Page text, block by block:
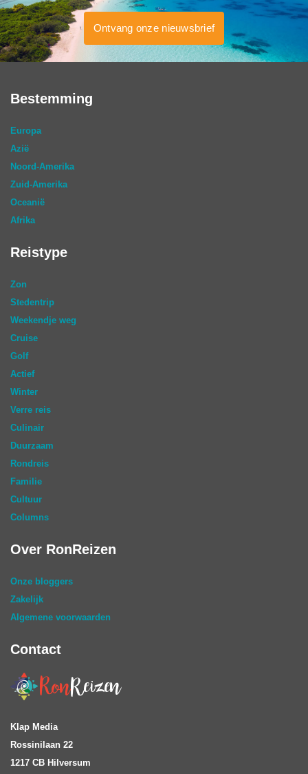
Ontvang onze nieuwsbrief
Bestemming
Europa
Azië
Noord-Amerika
Zuid-Amerika
Oceanië
Afrika
Reistype
Zon
Stedentrip
Weekendje weg
Cruise
Golf
Actief
Winter
Verre reis
Culinair
Duurzaam
Rondreis
Familie
Cultuur
Columns
Over RonReizen
Onze bloggers
Zakelijk
Algemene voorwaarden
Contact
Klap Media
Rossinilaan 22
1217 CB Hilversum